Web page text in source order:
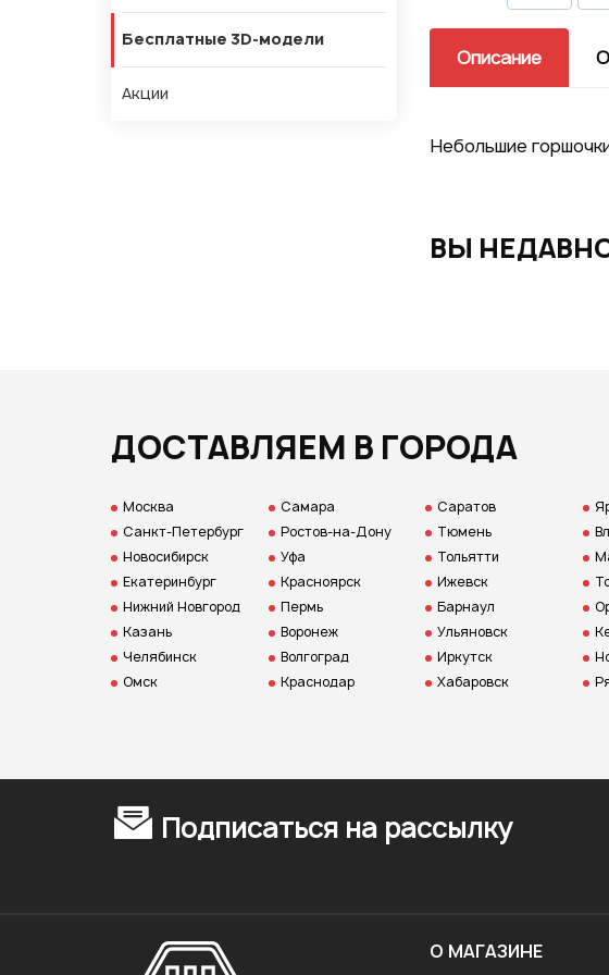
Бесплатные 3D-модели
Акции
Описание
Небольшие
ВЫ
ДОСТАВЛЯЕМ В ГОРОДА
Москва
Санкт-Петербург
Новосибирск
Екатеринбург
Нижний Новгород
Казань
Челябинск
Омск
Самара
Ростов-на-Дону
Уфа
Красноярск
Пермь
Воронеж
Волгоград
Краснодар
Саратов
Тюмень
Тольятти
Ижевск
Барнаул
Ульяновск
Иркутск
Хабаровск
Подписаться на рассылку
О МАГАЗИНЕ